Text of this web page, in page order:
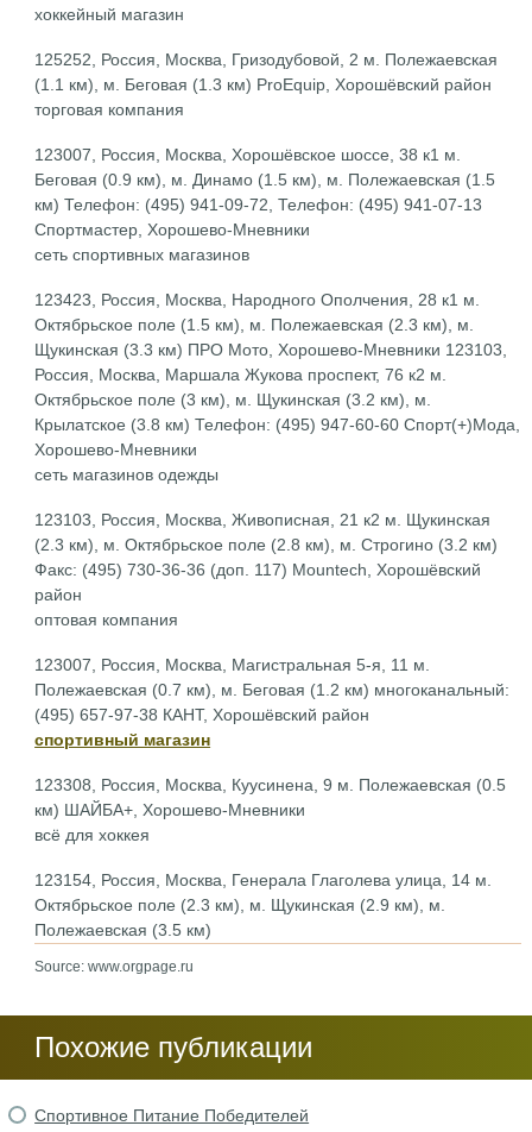
хоккейный магазин
125252, Россия, Москва, Гризодубовой, 2 м. Полежаевская
(1.1 км), м. Беговая (1.3 км) ProEquip, Хорошёвский район
торговая компания
123007, Россия, Москва, Хорошёвское шоссе, 38 к1 м.
Беговая (0.9 км), м. Динамо (1.5 км), м. Полежаевская (1.5
км) Телефон: (495) 941-09-72, Телефон: (495) 941-07-13
Спортмастер, Хорошево-Мневники
сеть спортивных магазинов
123423, Россия, Москва, Народного Ополчения, 28 к1 м.
Октябрьское поле (1.5 км), м. Полежаевская (2.3 км), м.
Щукинская (3.3 км) ПРО Мото, Хорошево-Мневники 123103,
Россия, Москва, Маршала Жукова проспект, 76 к2 м.
Октябрьское поле (3 км), м. Щукинская (3.2 км), м.
Крылатское (3.8 км) Телефон: (495) 947-60-60 Спорт(+)Мода,
Хорошево-Мневники
сеть магазинов одежды
123103, Россия, Москва, Живописная, 21 к2 м. Щукинская
(2.3 км), м. Октябрьское поле (2.8 км), м. Строгино (3.2 км)
Факс: (495) 730-36-36 (доп. 117) Mountech, Хорошёвский
район
оптовая компания
123007, Россия, Москва, Магистральная 5-я, 11 м.
Полежаевская (0.7 км), м. Беговая (1.2 км) многоканальный:
(495) 657-97-38 КАНТ, Хорошёвский район
спортивный магазин
123308, Россия, Москва, Куусинена, 9 м. Полежаевская (0.5
км) ШАЙБА+, Хорошево-Мневники
всё для хоккея
123154, Россия, Москва, Генерала Глаголева улица, 14 м.
Октябрьское поле (2.3 км), м. Щукинская (2.9 км), м.
Полежаевская (3.5 км)
Source: www.orgpage.ru
Похожие публикации
Спортивное Питание Победителей